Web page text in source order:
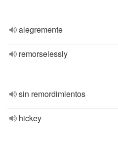
alegremente
remorselessly
sin remordimientos
hickey